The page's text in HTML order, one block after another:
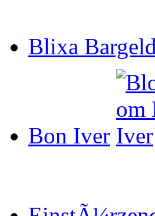
Blixa Bargeld
Bon Iver